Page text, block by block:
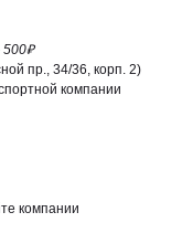
500₽
пр., 34/36, корп. 2)
компании
компании